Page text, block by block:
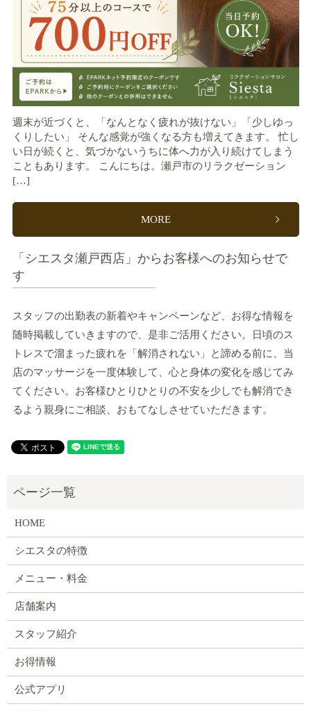
週末が近づくと、「なんとなく疲れが抜けない」「少しゆっ
くりしたい」 そんな感覚が強くなる方も増えてきます。 忙し
い日が続くと、気づかないうちに体へ力が入り続けてしまう
こともあります。 こんにちは。瀬戸市のリラクゼーション
[…]
MORE
「シエスタ瀬戸西店」からお客様へのお知らせで
す
スタッフの出勤表の新着やキャンペーンなど、お得な情報を
随時掲載していきますので、是非ご活用ください。日頃のス
トレスで溜まった疲れを「解消されない」と諦める前に、当
店のマッサージを一度体験して、心と身体の変化を感じてみ
てください。お客様ひとりひとりの不安を少しでも解消でき
るよう親身にご相談、おもてなしさせていただきます。
HOME
シエスタの特徴
メニュー・料金
店舗案内
スタッフ紹介
お得情報
公式アプリ